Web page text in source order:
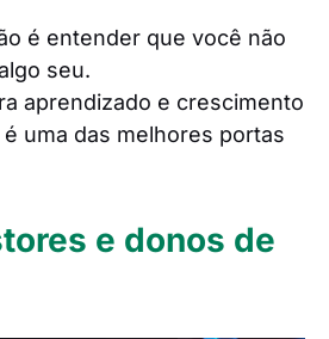
é entender que você não
seu.
aprendizado e crescimento
uma das melhores portas
e donos de